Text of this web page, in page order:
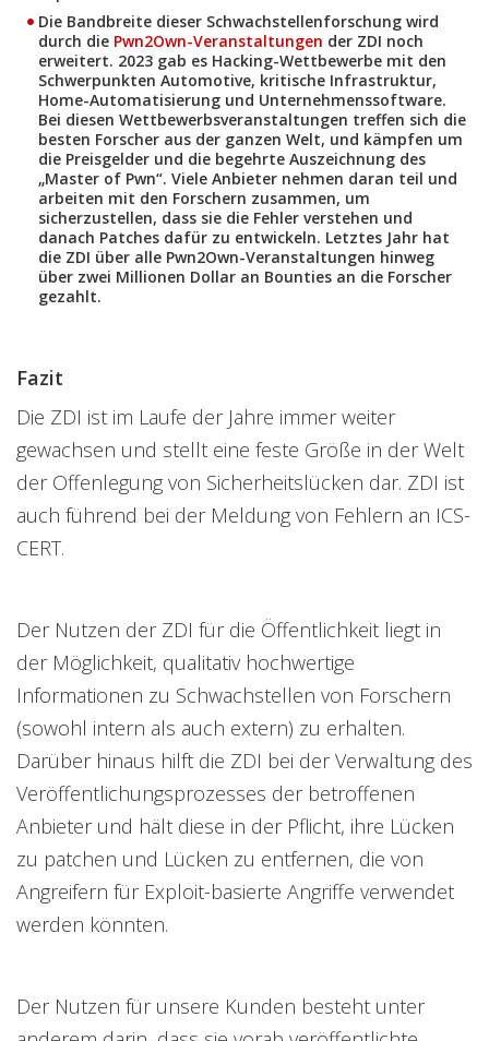
Die Bandbreite dieser Schwachstellenforschung wird
durch die Pwn2Own-Veranstaltungen der ZDI noch
erweitert. 2023 gab es Hacking-Wettbewerbe mit den
Schwerpunkten Automotive, kritische Infrastruktur,
Home-Automatisierung und Unternehmenssoftware.
Bei diesen Wettbewerbsveranstaltungen treffen sich die
besten Forscher aus der ganzen Welt, und kämpfen um
die Preisgelder und die begehrte Auszeichnung des
„Master of Pwn“. Viele Anbieter nehmen daran teil und
arbeiten mit den Forschern zusammen, um
sicherzustellen, dass sie die Fehler verstehen und
danach Patches dafür zu entwickeln. Letztes Jahr hat
die ZDI über alle Pwn2Own-Veranstaltungen hinweg
über zwei Millionen Dollar an Bounties an die Forscher
gezahlt.
Fazit
Die ZDI ist im Laufe der Jahre immer weiter
gewachsen und stellt eine feste Größe in der Welt
der Offenlegung von Sicherheitslücken dar. ZDI ist
auch führend bei der Meldung von Fehlern an ICS-
CERT.
Der Nutzen der ZDI für die Öffentlichkeit liegt in
der Möglichkeit, qualitativ hochwertige
Informationen zu Schwachstellen von Forschern
(sowohl intern als auch extern) zu erhalten.
Darüber hinaus hilft die ZDI bei der Verwaltung des
Veröffentlichungsprozesses der betroffenen
Anbieter und hält diese in der Pflicht, ihre Lücken
zu patchen und Lücken zu entfernen, die von
Angreifern für Exploit-basierte Angriffe verwendet
werden könnten.
Der Nutzen für unsere Kunden besteht unter